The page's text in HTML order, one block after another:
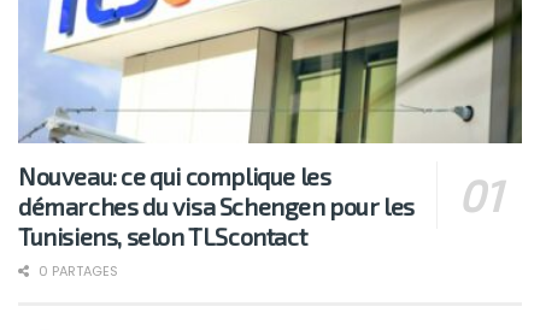
Nouveau: ce qui complique les
démarches du visa Schengen pour les
Tunisiens, selon TLScontact
0 PARTAGES